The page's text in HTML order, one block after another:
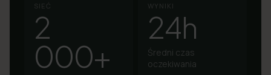
SIEĆ
2
000+
WYNIKI
24h
Średni czas
oczekiwania